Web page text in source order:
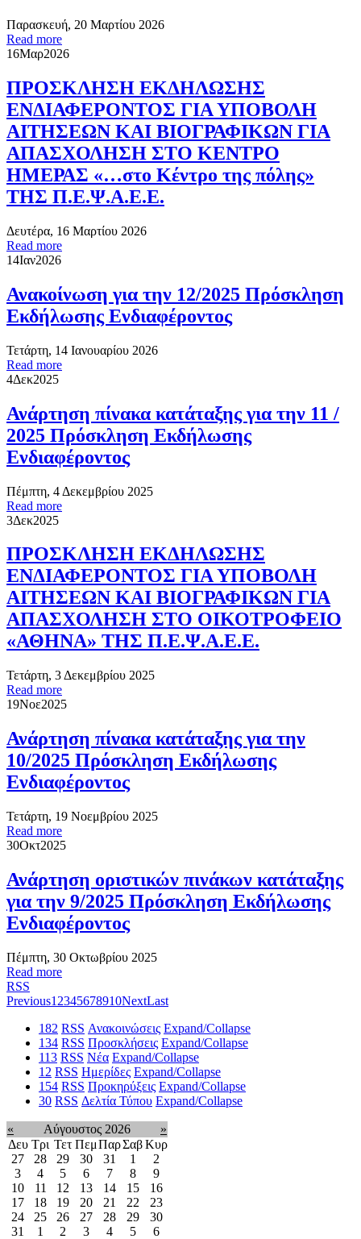
Παρασκευή, 20 Μαρτίου 2026
Read more
16Μαρ2026
ΠΡΟΣΚΛΗΣΗ ΕΚΔΗΛΩΣΗΣ
ΕΝΔΙΑΦΕΡΟΝΤΟΣ ΓΙΑ ΥΠΟΒΟΛΗ
ΑΙΤΗΣΕΩΝ ΚΑΙ ΒΙΟΓΡΑΦΙΚΩΝ ΓΙΑ
ΑΠΑΣΧΟΛΗΣΗ ΣΤΟ ΚΕΝΤΡΟ
ΗΜΕΡΑΣ «…στο Κέντρο της πόλης»
ΤΗΣ Π.Ε.Ψ.Α.Ε.Ε.
Δευτέρα, 16 Μαρτίου 2026
Read more
14Ιαν2026
Ανακοίνωση για την 12/2025 Πρόσκληση
Εκδήλωσης Ενδιαφέροντος
Τετάρτη, 14 Ιανουαρίου 2026
Read more
4Δεκ2025
Ανάρτηση πίνακα κατάταξης για την 11 /
2025 Πρόσκληση Εκδήλωσης
Ενδιαφέροντος
Πέμπτη, 4 Δεκεμβρίου 2025
Read more
3Δεκ2025
ΠΡΟΣΚΛΗΣΗ ΕΚΔΗΛΩΣΗΣ
ΕΝΔΙΑΦΕΡΟΝΤΟΣ ΓΙΑ ΥΠΟΒΟΛΗ
ΑΙΤΗΣΕΩΝ ΚΑΙ ΒΙΟΓΡΑΦΙΚΩΝ ΓΙΑ
ΑΠΑΣΧΟΛΗΣΗ ΣΤΟ ΟΙΚΟΤΡΟΦΕΙΟ
«ΑΘΗΝΑ» ΤΗΣ Π.Ε.Ψ.Α.Ε.Ε.
Τετάρτη, 3 Δεκεμβρίου 2025
Read more
19Νοε2025
Ανάρτηση πίνακα κατάταξης για την
10/2025 Πρόσκληση Εκδήλωσης
Ενδιαφέροντος
Τετάρτη, 19 Νοεμβρίου 2025
Read more
30Οκτ2025
Ανάρτηση οριστικών πινάκων κατάταξης
για την 9/2025 Πρόσκληση Εκδήλωσης
Ενδιαφέροντος
Πέμπτη, 30 Οκτωβρίου 2025
Read more
RSS
Previous1 2345678910NextLast
182 RSS Ανακοινώσεις Expand/Collapse
134 RSS Προσκλήσεις Expand/Collapse
113 RSS Νέα Expand/Collapse
12 RSS Ημερίδες Expand/Collapse
154 RSS Προκηρύξεις Expand/Collapse
30 RSS Δελτία Τύπου Expand/Collapse
« Αύγουστος 2026
»
Δευ Τρι Τετ ΠεμΠαρΣαβΚυρ
27
28 29 30 31 1
2
3
4 5 6 7 8
9
10
11 12 13 14 15
16
17
18 19 20 21 22
23
24
25 26 27 28 29
30
31
1 2 3 4 5
6